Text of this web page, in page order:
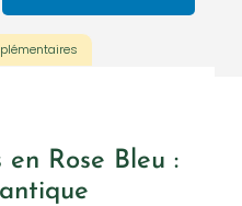
en Rose Bleu :